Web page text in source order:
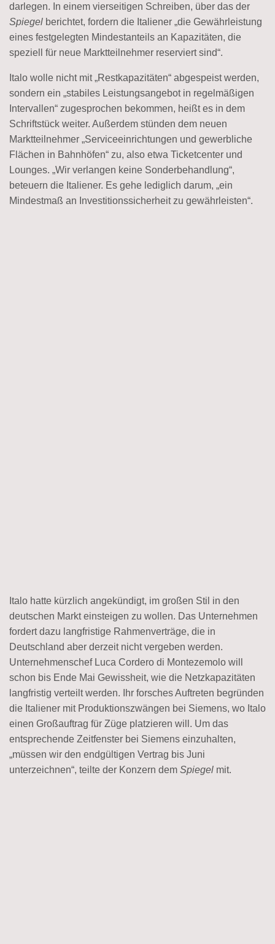
darlegen. In einem vierseitigen Schreiben, über das der
Spiegel berichtet, fordern die Italiener „die Gewährleistung
eines festgelegten Mindestanteils an Kapazitäten, die
speziell für neue Marktteilnehmer reserviert sind“.
Italo wolle nicht mit „Restkapazitäten“ abgespeist werden,
sondern ein „stabiles Leistungsangebot in regelmäßigen
Intervallen“ zugesprochen bekommen, heißt es in dem
Schriftstück weiter. Außerdem stünden dem neuen
Marktteilnehmer „Serviceeinrichtungen und gewerbliche
Flächen in Bahnhöfen“ zu, also etwa Ticketcenter und
Lounges. „Wir verlangen keine Sonderbehandlung“,
beteuern die Italiener. Es gehe lediglich darum, „ein
Mindestmaß an Investitionssicherheit zu gewährleisten“.
Italo hatte kürzlich angekündigt, im großen Stil in den
deutschen Markt einsteigen zu wollen. Das Unternehmen
fordert dazu langfristige Rahmenverträge, die in
Deutschland aber derzeit nicht vergeben werden.
Unternehmenschef Luca Cordero di Montezemolo will
schon bis Ende Mai Gewissheit, wie die Netzkapazitäten
langfristig verteilt werden. Ihr forsches Auftreten begründen
die Italiener mit Produktionszwängen bei Siemens, wo Italo
einen Großauftrag für Züge platzieren will. Um das
entsprechende Zeitfenster bei Siemens einzuhalten,
„müssen wir den endgültigen Vertrag bis Juni
unterzeichnen“, teilte der Konzern dem Spiegel mit.